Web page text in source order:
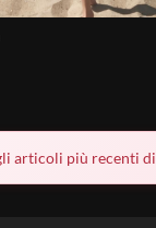
articoli più recenti di